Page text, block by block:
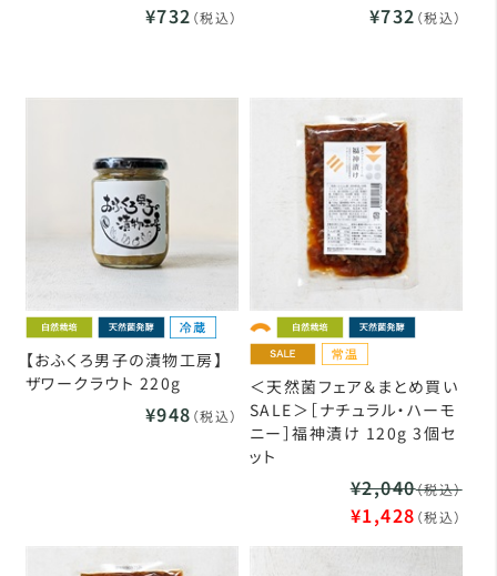
¥732 （税込） ¥732 （税込）
【おふくろ男子の漬物工房】
ザワークラウト 220g
¥948 （税込）
＜天然菌フェア＆まとめ買い
SALE＞［ナチュラル・ハーモ
ニー］福神漬け 120g 3個セ
ット
¥2,040（税込）
¥1,428 （税込）